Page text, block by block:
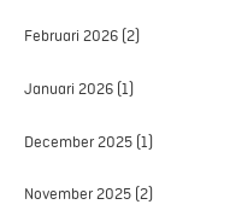
Februari 2026 (2)
Januari 2026 (1)
December 2025 (1)
November 2025 (2)